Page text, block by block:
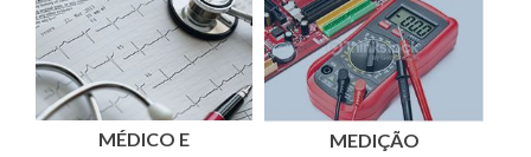
MÉDICO E
MEDIÇÃO